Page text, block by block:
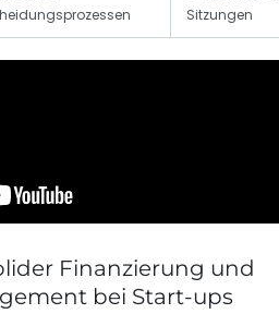
Sitzungen
Finanzierung und
bei Start-ups